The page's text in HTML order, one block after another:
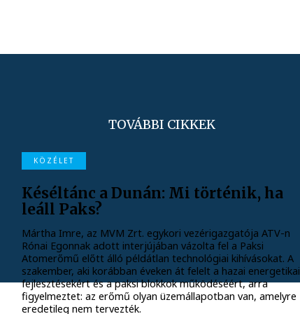
TOVÁBBI CIKKEK
KÖZÉLET
Késéltánc a Dunán: Mi történik, ha
leáll Paks?
Mártha Imre, az MVM Zrt. egykori vezérigazgatója ATV-n
Rónai Egonnak adott interjújában vázolta fel a Paksi
Atomerőmű előtt álló példátlan technológiai kihívásokat. A
szakember, aki korábban éveken át felelt a hazai energetikai
fejlesztésekért és a paksi blokkok működéséért, arra
figyelmeztet: az erőmű olyan üzemállapotban van, amelyre
eredetileg nem tervezték.